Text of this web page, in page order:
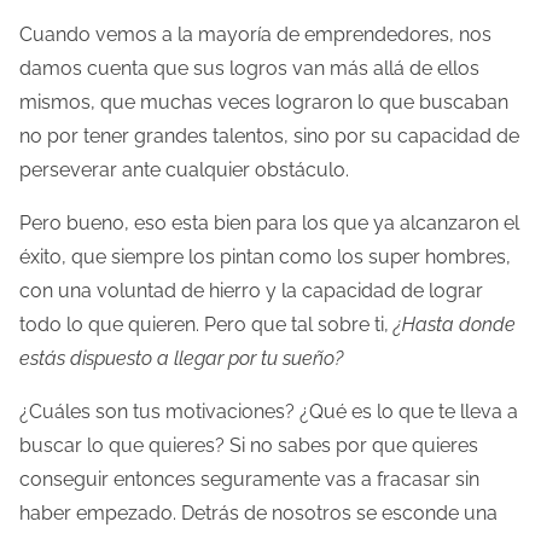
d
e
l
e
c
t
u
a
l
a
e
n
Cuando vemos a la mayoría de emprendedores, nos
damos cuenta que sus logros van más allá de ellos
mismos, que muchas veces lograron lo que buscaban
no por tener grandes talentos, sino por su capacidad de
perseverar ante cualquier obstáculo.
Pero bueno, eso esta bien para los que ya alcanzaron el
éxito, que siempre los pintan como los super hombres,
con una voluntad de hierro y la capacidad de lograr
todo lo que quieren. Pero que tal sobre ti, ¿Hasta donde
estás dispuesto a llegar por tu sueño?
¿Cuáles son tus motivaciones? ¿Qué es lo que te lleva a
buscar lo que quieres? Si no sabes por que quieres
conseguir entonces seguramente vas a fracasar sin
haber empezado. Detrás de nosotros se esconde una